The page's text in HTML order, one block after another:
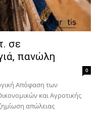
σε
πανώλη
0
Απόφαση των
και Αγροτικής
απώλειας